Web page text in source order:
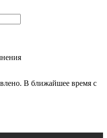
В ближайшее время с